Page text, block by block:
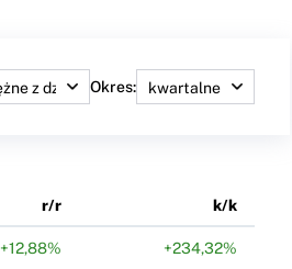
Okres:
r/r k/k
+12,88% +234,32%